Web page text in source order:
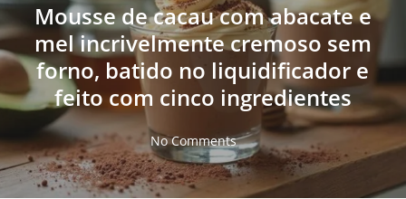
Mousse de cacau com abacate e
mel incrivelmente cremoso sem
forno, batido no liquidificador e
feito com cinco ingredientes
No Comments